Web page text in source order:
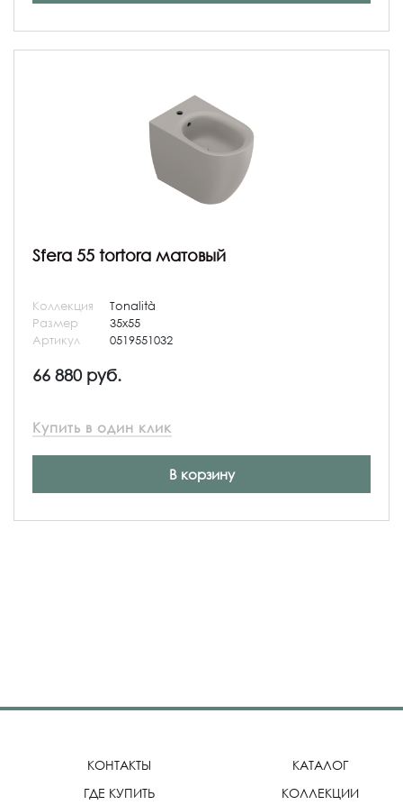
Sfera 55 tortora матовый
Коллекция
Tonalità
Размер
35x55
Артикул
0519551032
66 880 руб.
Купить в один клик
В корзину
КОНТАКТЫ
ГДЕ КУПИТЬ
КАТАЛОГ
КОЛЛЕКЦИИ